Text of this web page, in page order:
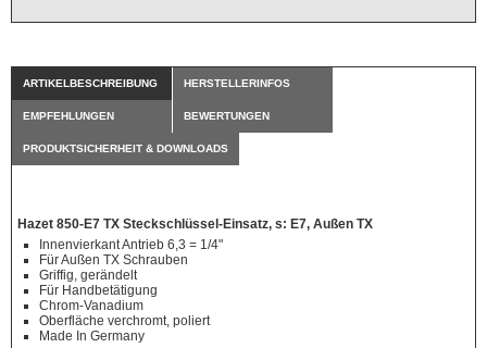
ARTIKELBESCHREIBUNG HERSTELLERINFOS
EMPFEHLUNGEN BEWERTUNGEN
PRODUKTSICHERHEIT & DOWNLOADS
Hazet 850-E7 TX Steckschlüssel-Einsatz, s: E7, Außen TX
Innenvierkant Antrieb 6,3 = 1/4"
Für Außen TX Schrauben
Griffig, gerändelt
Für Handbetätigung
Chrom-Vanadium
Oberfläche verchromt, poliert
Made In Germany